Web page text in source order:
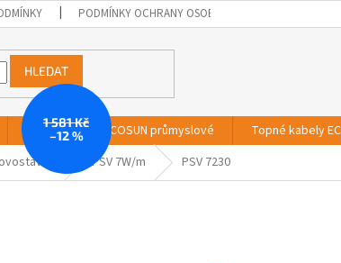
PODMÍNKY OCHRANY OSOBNÍCH ÚDAJŮ
HLEDAT
Sálavé panely ECOSUN průmyslové Topné kabely
PSV 7W/m PSV 7230
1 581 Kč
–12 %